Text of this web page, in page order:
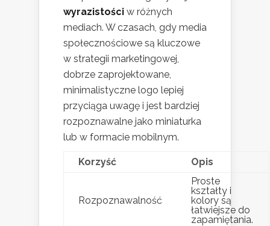
wyrazistości w różnych
mediach. W czasach, gdy media
społecznościowe są kluczowe
w strategii marketingowej,
dobrze zaprojektowane,
minimalistyczne logo lepiej
przyciąga uwagę i jest bardziej
rozpoznawalne jako miniaturka
lub w formacie mobilnym.
Korzyść Opis
Rozpoznawalność
Proste
kształty i
kolory są
łatwiejsze do
zapamiętania.